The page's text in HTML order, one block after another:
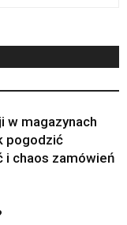
w magazynach
pogodzić
i chaos zamówień